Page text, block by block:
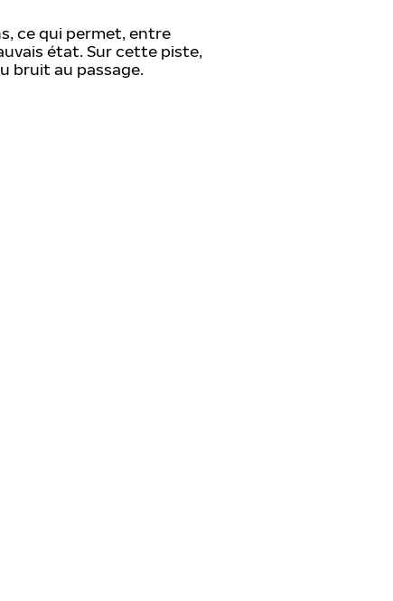
ce qui permet, entre
état. Sur cette piste,
bruit au passage.